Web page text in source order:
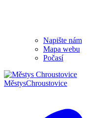
Napište nám
Mapa webu
Počasí
MěstysChroustovice